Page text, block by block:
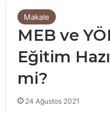
Makale
MEB ve
Eğitim
mi?
24 Ağustos 2021